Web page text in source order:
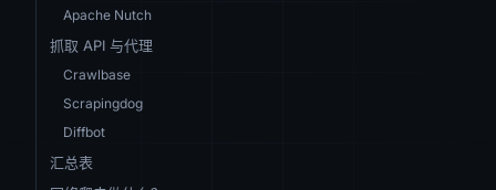
Apache Nutch
抓取 API 与代理
Crawlbase
Scrapingdog
Diffbot
汇总表